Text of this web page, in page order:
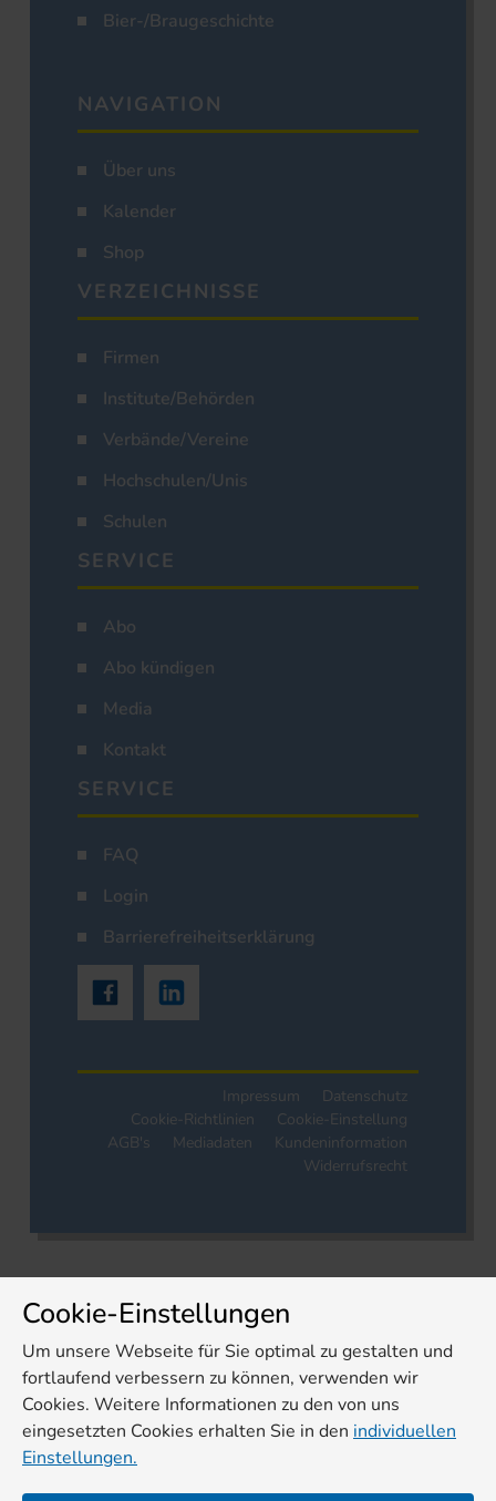
Bier-/Braugeschichte
NAVIGATION
Über uns
Kalender
Shop
VERZEICHNISSE
Firmen
Institute/Behörden
Verbände/Vereine
Hochschulen/Unis
Schulen
SERVICE
Abo
Abo kündigen
Media
Kontakt
SERVICE
FAQ
Login
Barrierefreiheitserklärung
Impressum
Datenschutz
Cookie-Richtlinien
Cookie-Einstellung
AGB's
Mediadaten
Kundeninformation
Widerrufsrecht
Cookie-Einstellungen
Um unsere Webseite für Sie optimal zu gestalten und
fortlaufend verbessern zu können, verwenden wir
Cookies. Weitere Informationen zu den von uns
eingesetzten Cookies erhalten Sie in den individuellen
Einstellungen.